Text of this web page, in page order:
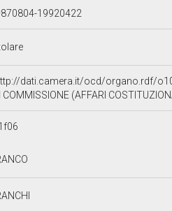
19920422
dati.camera.it/ocd/organo.rdf/
I COMMISSIONE (AFFARI